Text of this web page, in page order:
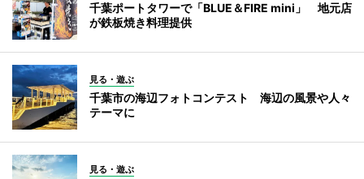
千葉ポートタワーで「BLUE＆FIRE mini」 地元店
が鉄板焼き料理提供
見る・遊ぶ
千葉市の海辺フォトコンテスト 海辺の風景や人々
テーマに
見る・遊ぶ